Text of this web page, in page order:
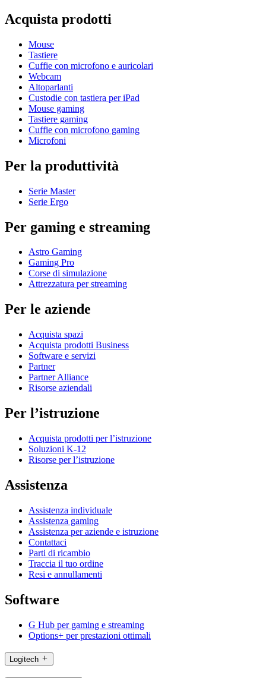
Acquista prodotti
Mouse
Tastiere
Cuffie con microfono e auricolari
Webcam
Altoparlanti
Custodie con tastiera per iPad
Mouse gaming
Tastiere gaming
Cuffie con microfono gaming
Microfoni
Per la produttività
Serie Master
Serie Ergo
Per gaming e streaming
Astro Gaming
Gaming Pro
Corse di simulazione
Attrezzatura per streaming
Per le aziende
Acquista spazi
Acquista prodotti Business
Software e servizi
Partner
Partner Alliance
Risorse aziendali
Per l’istruzione
Acquista prodotti per l’istruzione
Soluzioni K-12
Risorse per l’istruzione
Assistenza
Assistenza individuale
Assistenza gaming
Assistenza per aziende e istruzione
Contattaci
Parti di ricambio
Traccia il tuo ordine
Resi e annullamenti
Software
G Hub per gaming e streaming
Options+ per prestazioni ottimali
Logitech